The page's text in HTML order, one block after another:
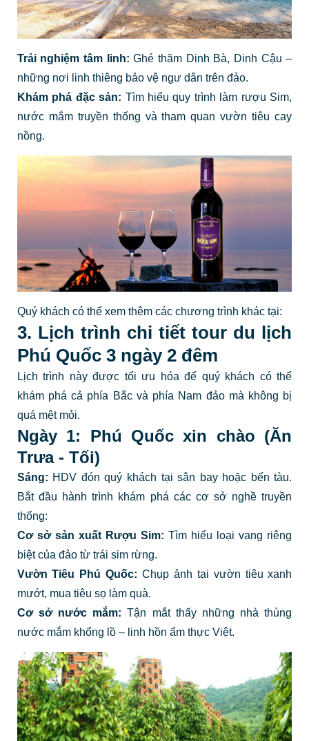
Trải nghiệm tâm linh: Ghé thăm Dinh Bà, Dinh Cậu –
những nơi linh thiêng bảo vệ ngư dân trên đảo.
Khám phá đặc sản: Tìm hiểu quy trình làm rượu Sim,
nước mắm truyền thống và tham quan vườn tiêu cay
nồng.
Quý khách có thể xem thêm các chương trình khác tại:
3. Lịch trình chi tiết tour du lịch
Phú Quốc 3 ngày 2 đêm
Lịch trình này được tối ưu hóa để quý khách có thể
khám phá cả phía Bắc và phía Nam đảo mà không bị
quá mệt mỏi.
Ngày 1: Phú Quốc xin chào (Ăn
Trưa - Tối)
Sáng: HDV đón quý khách tại sân bay hoặc bến tàu.
Bắt đầu hành trình khám phá các cơ sở nghề truyền
thống:
Cơ sở sản xuất Rượu Sim: Tìm hiểu loại vang riêng
biệt của đảo từ trái sim rừng.
Vườn Tiêu Phú Quốc: Chụp ảnh tại vườn tiêu xanh
mướt, mua tiêu sọ làm quà.
Cơ sở nước mắm: Tận mắt thấy những nhà thùng
nước mắm khổng lồ – linh hồn ẩm thực Việt.